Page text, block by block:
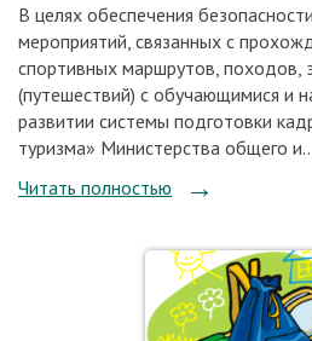
В целях обеспечения
мероприятий, связанных с
спортивных маршрутов, походов,
(путешествий) с обучающимися и
развитии системы подготовки
туризма» Министерства общего
Читать полностью